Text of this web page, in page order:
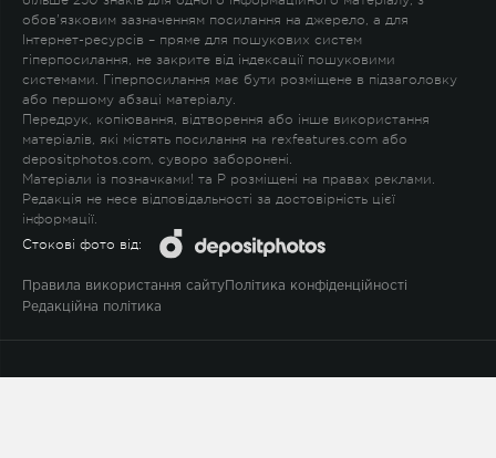
обов'язковим зазначенням посилання на джерело, а для
Інтернет-ресурсів – пряме для пошукових систем
гіперпосилання, не закрите від індексації пошуковими
системами. Гіперпосилання має бути розміщене в підзаголовку
або першому абзаці матеріалу.
Передрук, копіювання, відтворення або інше використання
матеріалів, які містять посилання на rexfeatures.com або
depositphotos.com, суворо заборонені.
Матеріали із позначками! та P розміщені на правах реклами.
Редакція не несе відповідальності за достовірність цієї
інформації.
Стокові фото від:
Правила використання сайту Політика конфіденційності
Редакційна політика